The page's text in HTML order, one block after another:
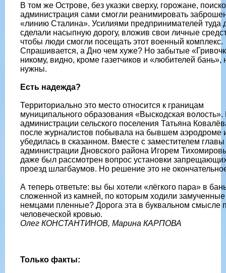
В том же Острове, без указки сверху, горожане,
администрация сами смогли реанимировать
«линию Сталина». Усилиями предпринимателей туда
сделали насыпную дорогу, вложив свои личные
чтобы люди смогли посещать этот военный комплекс.
Спрашивается, а Дно чем хуже? Но забытые
никому, видно, кроме газетчиков и «любителей бань»,
нужны.
Есть надежда?
Территориально это место относится к границам
муниципального образования «Выскодская волость».
администрации сельского поселения Татьяна
после журналистов побывала на бывшем аэродроме
убедилась в сказанном. Вместе с заместителем главы
администрации Дновского района Игорем
даже был рассмотрен вопрос установки
проезд шлагбаумов. Но решение это не
А теперь ответьте: вы бы хотели «лёгкого пара» в
сложенной из камней, по которым ходили замученные
немцами пленные? Дорога эта в буквальном смысле
человеческой кровью.
Олег КОНСТАНТИНОВ, Марина КАРПОВА
Только факты: